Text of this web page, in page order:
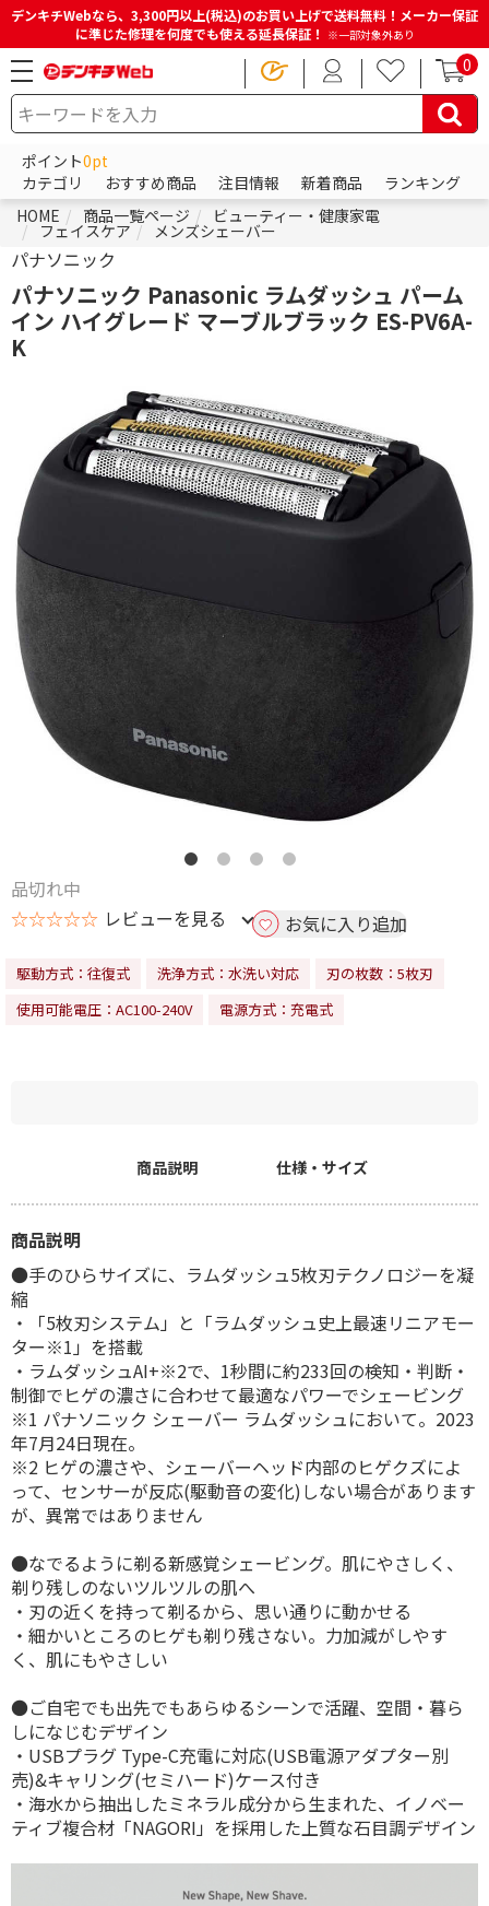
デンキチWebなら、3,300円以上(税込)のお買い上げで送料無料！メーカー保証
に準じた修理を何度でも使える延長保証！ ※一部対象外あり
0
ポイント0pt
カテゴリ
おすすめ商品 注目情報 新着商品
ランキング
HOME
商品一覧ページ ビューティー・健康家電
フェイスケア メンズシェーバー
パナソニック
パナソニック Panasonic ラムダッシュ パーム
イン ハイグレード マーブルブラック ES-PV6A-
K
品切れ中
☆☆☆☆☆ レビューを見る お気に入り追加
駆動方式：往復式 洗浄方式：水洗い対応
刃の枚数：5枚刃
使用可能電圧：AC100-240V
電源方式：充電式
商品説明 仕様・サイズ
商品説明
●手のひらサイズに、ラムダッシュ5枚刃テクノロジーを凝
縮
・「5枚刃システム」と「ラムダッシュ史上最速リニアモー
ター※1」を搭載
・ラムダッシュAI+※2で、1秒間に約233回の検知・判断・
制御でヒゲの濃さに合わせて最適なパワーでシェービング
※1 パナソニック シェーバー ラムダッシュにおいて。2023
年7月24日現在。
※2 ヒゲの濃さや、シェーバーヘッド内部のヒゲクズによ
って、センサーが反応(駆動音の変化)しない場合があります
が、異常ではありません
●なでるように剃る新感覚シェービング。肌にやさしく、
剃り残しのないツルツルの肌へ
・刃の近くを持って剃るから、思い通りに動かせる
・細かいところのヒゲも剃り残さない。力加減がしやす
く、肌にもやさしい
●ご自宅でも出先でもあらゆるシーンで活躍、空間・暮ら
しになじむデザイン
・USBプラグ Type-C充電に対応(USB電源アダプター別
売)&キャリング(セミハード)ケース付き
・海水から抽出したミネラル成分から生まれた、イノベー
ティブ複合材「NAGORI」を採用した上質な石目調デザイン